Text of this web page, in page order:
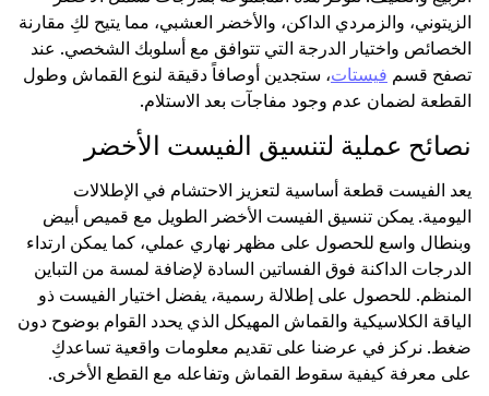
الزيتوني، والزمردي الداكن، والأخضر العشبي، مما يتيح لكِ مقارنة
الخصائص واختيار الدرجة التي تتوافق مع أسلوبك الشخصي. عند
تصفح قسم فيستات، ستجدين أوصافاً دقيقة لنوع القماش وطول
القطعة لضمان عدم وجود مفاجآت بعد الاستلام.
نصائح عملية لتنسيق الفيست الأخضر
يعد الفيست قطعة أساسية لتعزيز الاحتشام في الإطلالات
اليومية. يمكن تنسيق الفيست الأخضر الطويل مع قميص أبيض
وبنطال واسع للحصول على مظهر نهاري عملي، كما يمكن ارتداء
الدرجات الداكنة فوق الفساتين السادة لإضافة لمسة من التباين
المنظم. للحصول على إطلالة رسمية، يفضل اختيار الفيست ذو
الياقة الكلاسيكية والقماش المهيكل الذي يحدد القوام بوضوح دون
ضغط. نركز في عرضنا على تقديم معلومات واقعية تساعدكِ
على معرفة كيفية سقوط القماش وتفاعله مع القطع الأخرى.